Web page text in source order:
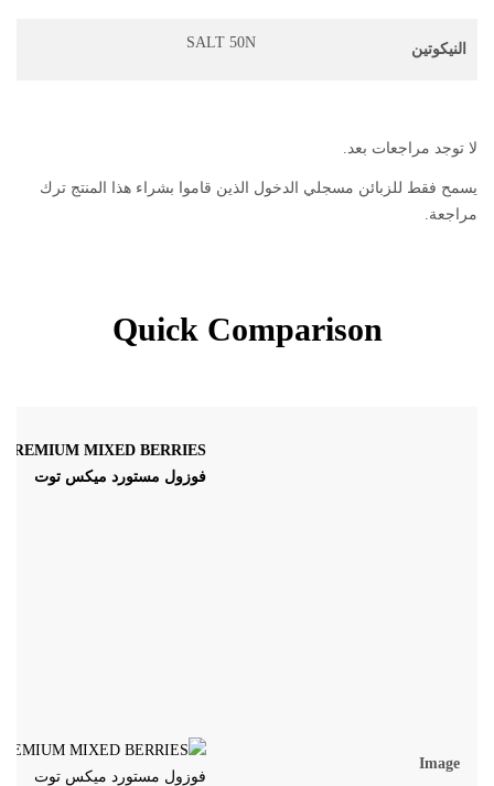
النيكوتين SALT 50N
لا توجد مراجعات بعد.
يسمح فقط للزبائن مسجلي الدخول الذين قاموا بشراء هذا المنتج ترك
مراجعة.
Quick Comparison
فوزول مستورد ميكس توت
Image